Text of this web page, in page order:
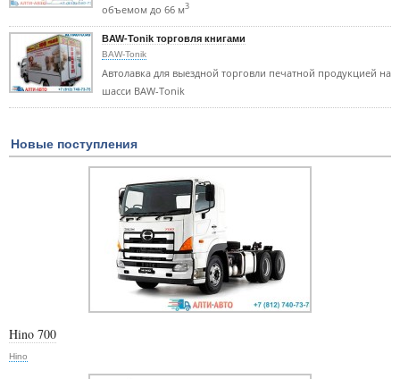
объемом до 66 м3
BAW-Tonik торговля книгами
BAW-Tonik
Автолавка для выездной торговли печатной продукцией на
шасси BAW-Tonik
Новые поступления
Hino 700
Hino